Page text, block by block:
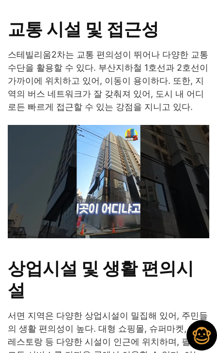
교통 시설 및 접근성
스테빌리움2차는 교통 편의성이 뛰어나 다양한 교통
수단을 활용할 수 있다. 부산지하철 1호선과 2호선이
가까이에 위치하고 있어, 이동이 용이하다. 또한, 지
역의 버스 네트워크가 잘 갖춰져 있어, 도시 내 어디
로든 빠르게 접근할 수 있는 강점을 지니고 있다.
상업시설 및 생활 편의시
설
서면 지역은 다양한 상업시설이 밀집해 있어, 주민들
의 생활 편의성이 높다. 대형 쇼핑몰, 슈퍼마켓, 카페,
레스토랑 등 다양한 시설이 인근에 위치하며, 필요한